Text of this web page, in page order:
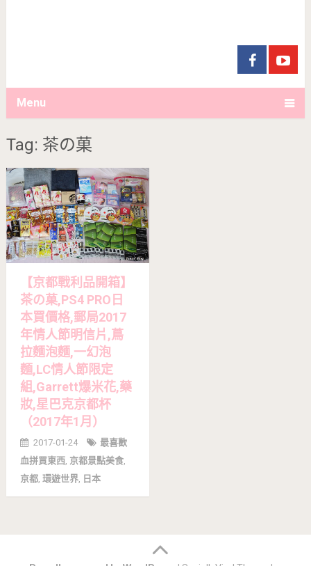
Menu
Tag: 茶の菓
【京都戰利品開箱】
茶の菓,PS4 PRO日
本買價格,郵局2017
年情人節明信片,蔦
拉麵泡麵,一幻泡
麵,LC情人節限定
組,Garrett爆米花,藥
妝,星巴克京都杯
（2017年1月）
2017-01-24
最喜歡
血拼買東西, 京都景點美食,
京都, 環遊世界, 日本
navigation